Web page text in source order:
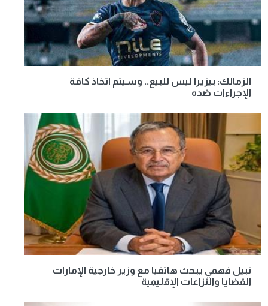
الزمالك: بيزيرا ليس للبيع.. وسيتم اتخاذ كافة
الإجراءات ضده
نبيل فهمي يبحث هاتفيا مع وزير خارجية الإمارات
القضايا والنزاعات الإقليمية